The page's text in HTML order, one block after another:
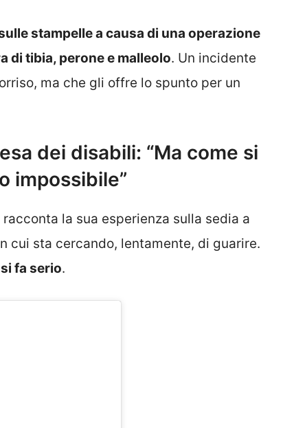
stampelle a causa di una operazione
di tibia, perone e malleolo. Un incidente
ma che gli offre lo spunto per un
dei disabili: “Ma come si
impossibile”
la sua esperienza sulla sedia a
cui sta cercando, lentamente, di guarire.
fa serio.